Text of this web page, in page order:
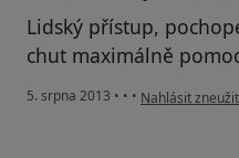
Lidský přístup,
chut maximálně
5. srpna 2013 • • • podle názoru
Nahlásit